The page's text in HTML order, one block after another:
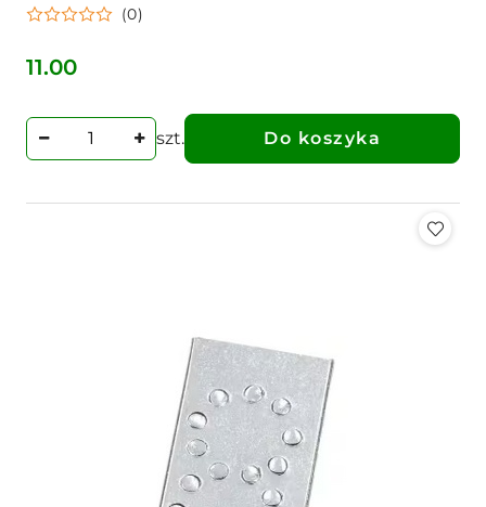
(0)
Cena:
11.00
szt. Do koszyka